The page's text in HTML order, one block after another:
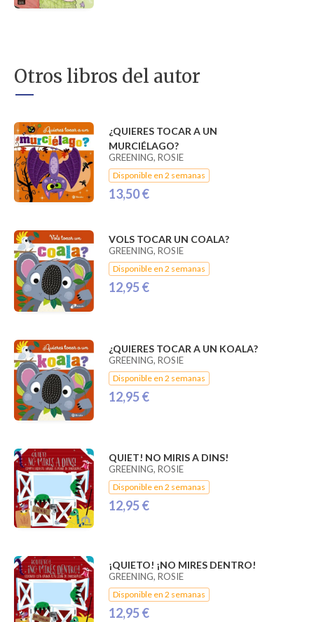
Otros libros del autor
¿QUIERES TOCAR A UN
MURCIÉLAGO?
GREENING, ROSIE
Disponible en 2 semanas
13,50 €
VOLS TOCAR UN COALA?
GREENING, ROSIE
Disponible en 2 semanas
12,95 €
¿QUIERES TOCAR A UN KOALA?
GREENING, ROSIE
Disponible en 2 semanas
12,95 €
QUIET! NO MIRIS A DINS!
GREENING, ROSIE
Disponible en 2 semanas
12,95 €
¡QUIETO! ¡NO MIRES DENTRO!
GREENING, ROSIE
Disponible en 2 semanas
12,95 €